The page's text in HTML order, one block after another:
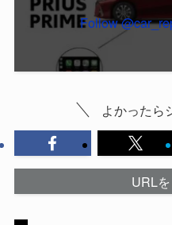
Follow
よかったら
URL